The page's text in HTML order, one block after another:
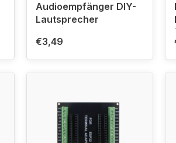
Audioempfänger DIY-
Lautsprecher
€3,49